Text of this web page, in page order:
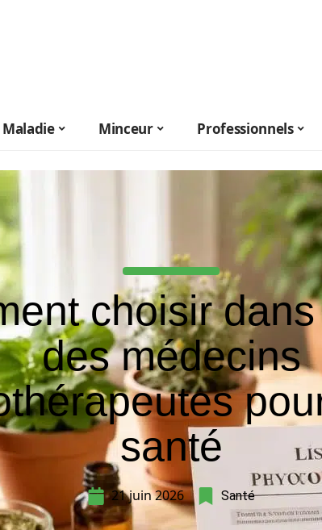
Maladie Minceur Professionnels
choisir
des médecins
santé
21 juin 2026 Santé